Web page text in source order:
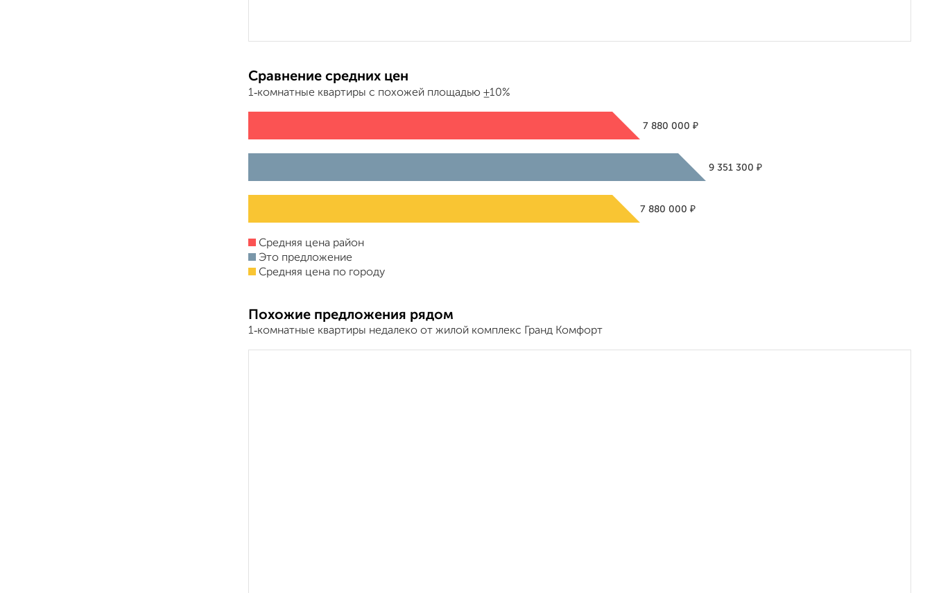
Сравнение средних цен
1‑комнатные квартиры с похожей площадью ±10%
7 880 000 ₽
9 351 300₽
7 880 000 ₽
Средняя цена район
Это предложение
Средняя цена по городу
Похожие предложения рядом
1‑комнатные квартиры недалеко от жилой комплекс Гранд Комфорт